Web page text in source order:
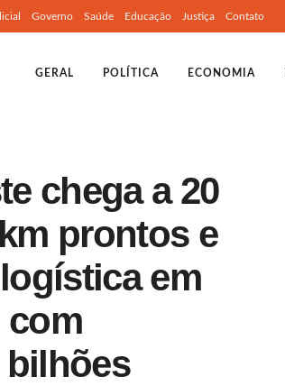
Governo Saúde Educação Justiça Contato
GERAL POLÍTICA ECONOMIA
chega a 20
prontos e
em
com
bilhões